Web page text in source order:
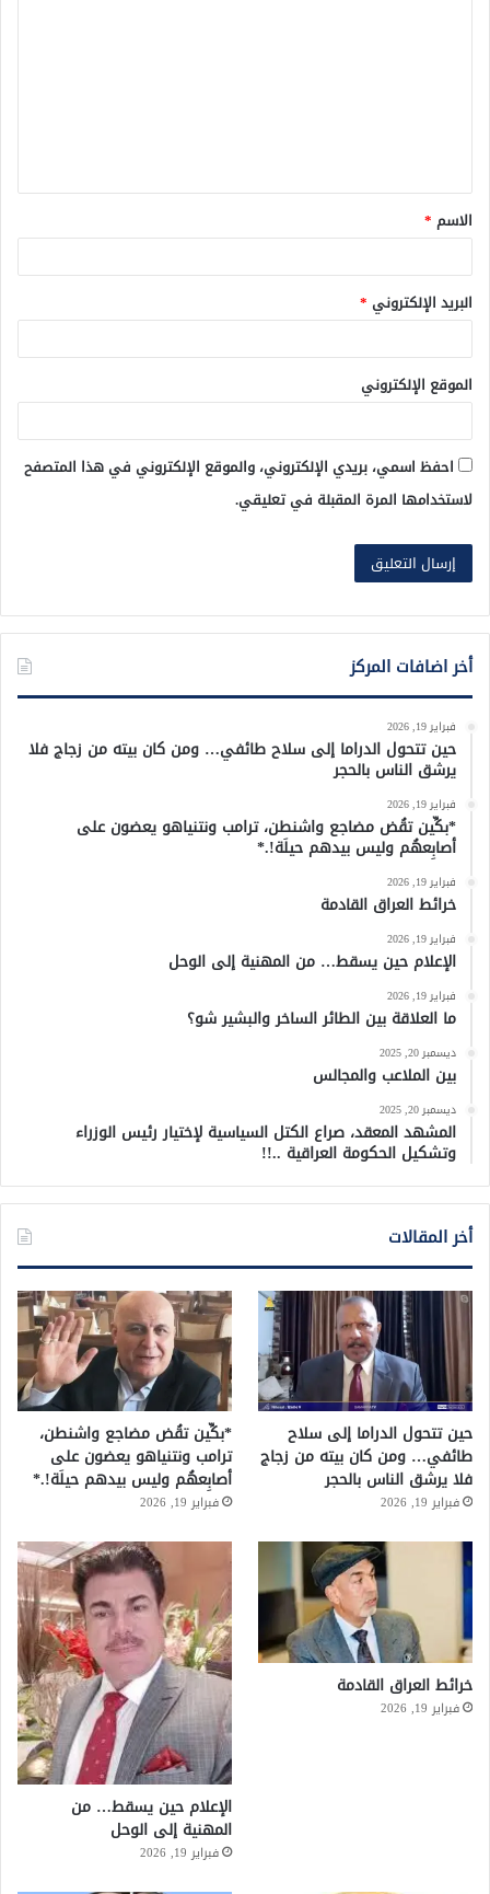
ق
*
الاسم *
البريد الإلكتروني *
الموقع الإلكتروني
احفظ اسمي، بريدي الإلكتروني، والموقع الإلكتروني في هذا المتصفح
لاستخدامها المرة المقبلة في تعليقي.
أخر اضافات المركز
فبراير 19, 2026
حين تتحول الدراما إلى سلاح طائفي… ومن كان بيته من زجاج فلا
يرشق الناس بالحجر
فبراير 19, 2026
*بكِّين تقُض مضاجع واشنطن، ترامب ونتنياهو يعضون على
أصابِعهُم وليس بيدهم حيلَة!.*
فبراير 19, 2026
خرائط العراق القادمة
فبراير 19, 2026
الإعلام حين يسقط… من المهنية إلى الوحل
فبراير 19, 2026
ما العلاقة بين الطائر الساخر والبشير شو؟
ديسمبر 20, 2025
بين الملاعب والمجالس
ديسمبر 20, 2025
المشهد المعقد، صراع الكتل السياسية لإختيار رئيس الوزراء
وتشكيل الحكومة العراقية ..!!
أخر المقالات
حين تتحول الدراما إلى سلاح
طائفي… ومن كان بيته من زجاج
فلا يرشق الناس بالحجر
فبراير 19, 2026
*بكِّين تقُض مضاجع واشنطن،
ترامب ونتنياهو يعضون على
أصابِعهُم وليس بيدهم حيلَة!.*
فبراير 19, 2026
خرائط العراق القادمة
فبراير 19, 2026
الإعلام حين يسقط… من
المهنية إلى الوحل
فبراير 19, 2026